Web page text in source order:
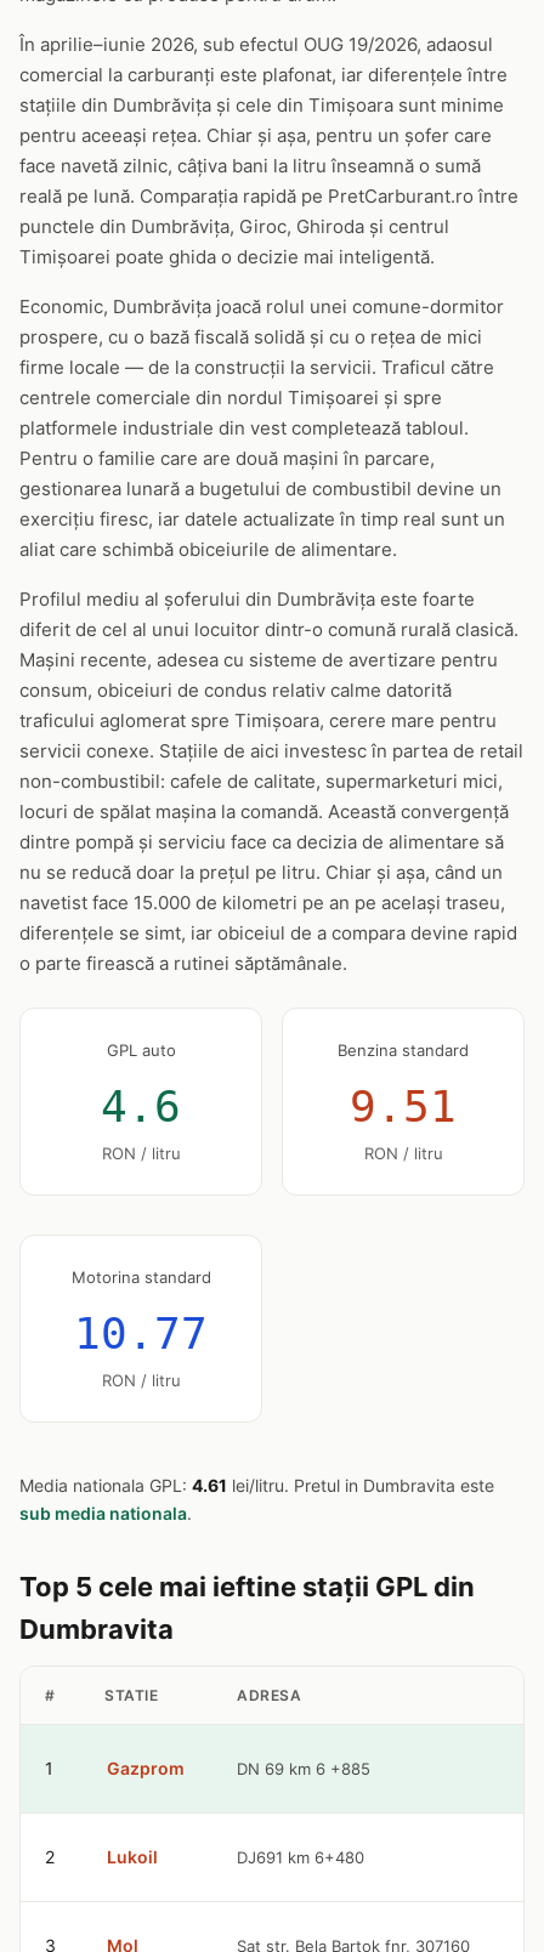
În aprilie–iunie 2026, sub efectul OUG 19/2026, adaosul
comercial la carburanți este plafonat, iar diferențele între
stațiile din Dumbrăvița și cele din Timișoara sunt minime
pentru aceeași rețea. Chiar și așa, pentru un șofer care
face navetă zilnic, câțiva bani la litru înseamnă o sumă
reală pe lună. Comparația rapidă pe PretCarburant.ro între
punctele din Dumbrăvița, Giroc, Ghiroda și centrul
Timișoarei poate ghida o decizie mai inteligentă.
Economic, Dumbrăvița joacă rolul unei comune-dormitor
prospere, cu o bază fiscală solidă și cu o rețea de mici
firme locale — de la construcții la servicii. Traficul către
centrele comerciale din nordul Timișoarei și spre
platformele industriale din vest completează tabloul.
Pentru o familie care are două mașini în parcare,
gestionarea lunară a bugetului de combustibil devine un
exercițiu firesc, iar datele actualizate în timp real sunt un
aliat care schimbă obiceiurile de alimentare.
Profilul mediu al șoferului din Dumbrăvița este foarte
diferit de cel al unui locuitor dintr-o comună rurală clasică.
Mașini recente, adesea cu sisteme de avertizare pentru
consum, obiceiuri de condus relativ calme datorită
traficului aglomerat spre Timișoara, cerere mare pentru
servicii conexe. Stațiile de aici investesc în partea de retail
non-combustibil: cafele de calitate, supermarketuri mici,
locuri de spălat mașina la comandă. Această convergență
dintre pompă și serviciu face ca decizia de alimentare să
nu se reducă doar la prețul pe litru. Chiar și așa, când un
navetist face 15.000 de kilometri pe an pe același traseu,
diferențele se simt, iar obiceiul de a compara devine rapid
o parte firească a rutinei săptămânale.
GPL auto
4.6
RON / litru
Benzina standard
9.51
RON / litru
Motorina standard
10.77
RON / litru
Media nationala GPL: 4.61 lei/litru. Pretul in Dumbravita este
sub media nationala.
Top 5 cele mai ieftine stații GPL din
Dumbravita
# STATIE ADRESA
1 Gazprom DN 69 km 6 +885
2 Lukoil DJ691 km 6+480
3 Mol Sat str. Bela Bartok fnr, 307160